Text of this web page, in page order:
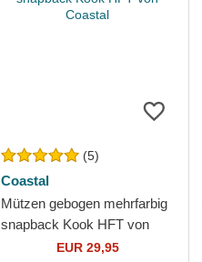
(5)
Coastal
Mützen gebogen mehrfarbig
snapback Kook HFT von
EUR 29,95